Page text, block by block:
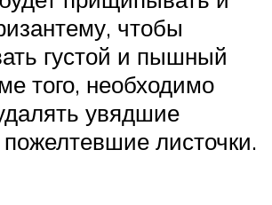
чтобы
густой и пышный
того, необходимо
увядшие
листочки.